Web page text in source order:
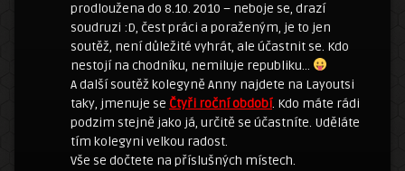
prodloužena do 8.10. 2010 – neboje se, drazí
soudruzi :D, čest práci a poraženým, je to jen
soutěž, není důležité vyhrát, ale účastnit se. Kdo
nestojí na chodníku, nemiluje republiku…
A další soutěž kolegyně Anny najdete na Layoutsi
taky, jmenuje se Čtyři roční období. Kdo máte rádi
podzim stejně jako já, určitě se účastníte. Uděláte
tím kolegyni velkou radost.
Vše se dočtete na příslušných místech.